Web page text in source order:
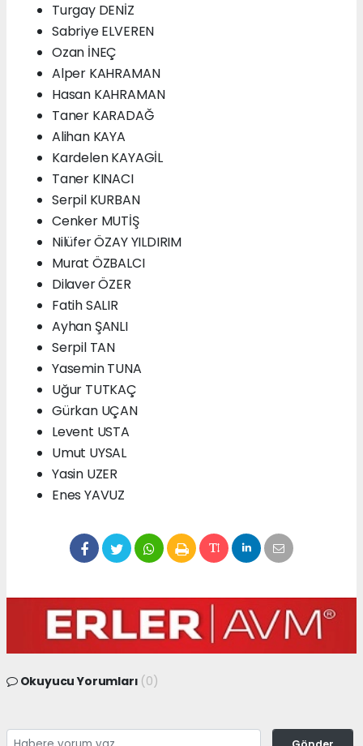
Turgay DENİZ
Sabriye ELVEREN
Ozan İNEÇ
Alper KAHRAMAN
Hasan KAHRAMAN
Taner KARADAĞ
Alihan KAYA
Kardelen KAYAGİL
Taner KINACI
Serpil KURBAN
Cenker MUTİŞ
Nilüfer ÖZAY YILDIRIM
Murat ÖZBALCI
Dilaver ÖZER
Fatih SALIR
Ayhan ŞANLI
Serpil TAN
Yasemin TUNA
Uğur TUTKAÇ
Gürkan UÇAN
Levent USTA
Umut UYSAL
Yasin UZER
Enes YAVUZ
Okuyucu Yorumları (0)